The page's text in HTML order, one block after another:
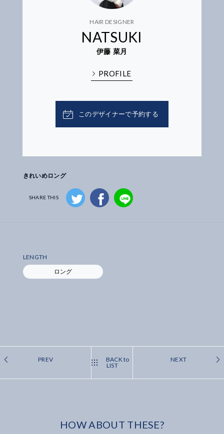
HAIR DESIGNER
NATSUKI
伊藤 菜月
PROFILE
このデザイナーで予約する
きれいめロング
SHARE THIS
LENGTH
ロング
PREV
BACK to
LIST
NEXT
HOW ABOUT THESE?